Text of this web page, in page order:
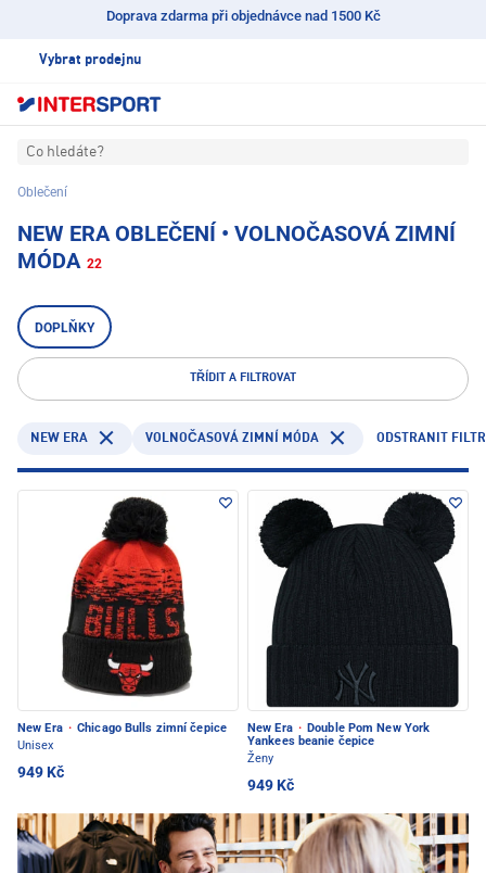
Doprava zdarma při objednávce nad 1500 Kč
Vybrat prodejnu
Co hledáte?
Oblečení
NEW ERA OBLEČENÍ • VOLNOČASOVÁ ZIMNÍ
MÓDA 22
DOPLŇKY
TŘÍDIT A FILTROVAT
NEW ERA VOLNOČASOVÁ ZIMNÍ MÓDA ODSTRANIT FILTR
New Era · Chicago Bulls zimní čepice
Unisex
949 Kč
New Era · Double Pom New York
Yankees beanie čepice
Ženy
949 Kč